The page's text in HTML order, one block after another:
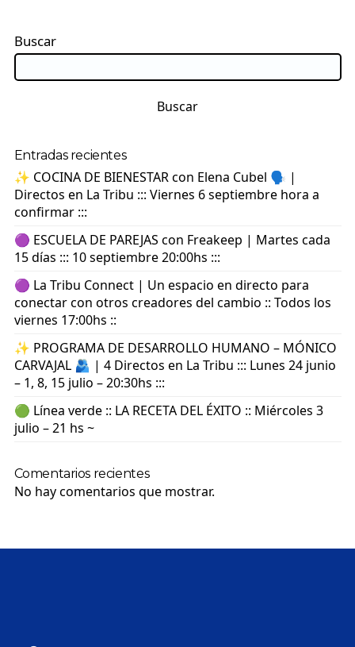
Buscar
Buscar
Entradas recientes
✨ COCINA DE BIENESTAR con Elena Cubel 🗣️ |
Directos en La Tribu ::: Viernes 6 septiembre hora a
confirmar :::
🟣 ESCUELA DE PAREJAS con Freakeep | Martes cada
15 días ::: 10 septiembre 20:00hs :::
🟣 La Tribu Connect | Un espacio en directo para
conectar con otros creadores del cambio :: Todos los
viernes 17:00hs ::
✨ PROGRAMA DE DESARROLLO HUMANO – MÓNICO
CARVAJAL 🫂 | 4 Directos en La Tribu ::: Lunes 24 junio
– 1, 8, 15 julio – 20:30hs :::
🟢 Línea verde :: LA RECETA DEL ÉXITO :: Miércoles 3
julio – 21 hs ~
Comentarios recientes
No hay comentarios que mostrar.